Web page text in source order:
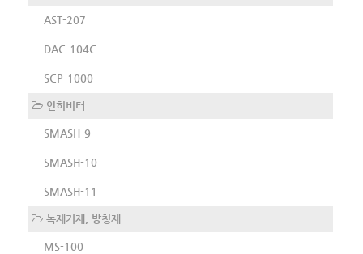
AST-207
DAC-104C
SCP-1000
인히비터
SMASH-9
SMASH-10
SMASH-11
녹제거제, 방청제
MS-100